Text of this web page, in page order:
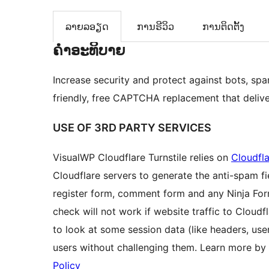
ລາຍລອຽດ ການຣີວິວ ການຕິດຕັ້ງ
ຄຳອະທິບາຍ
Increase security and protect against bots,
friendly, free CAPTCHA replacement that
USE OF 3RD PARTY SERVICES
VisualWP Cloudflare Turnstile relies on
Cloudflare servers to generate the anti-spam
register form, comment form and any Ninja
check will not work if website traffic to
to look at some session data (like headers,
users without challenging them. Learn more
Policy